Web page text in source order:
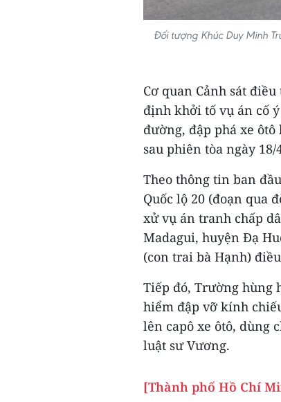
Đối tượng Khúc Duy Minh
Cơ quan Cảnh sát
định khởi tố vụ án cố
đường, đập phá xe
sau phiên tòa ngày 18/
Theo thông tin ban
Quốc lộ 20 (đoạn qua
xử vụ án tranh chấp
Madagui, huyện Đạ
(con trai bà Hạnh)
Tiếp đó, Trường hùng
hiểm đập vỡ kính
lên capô xe ôtô, dùng
luật sư Vương.
[Thành phố Hồ Chí